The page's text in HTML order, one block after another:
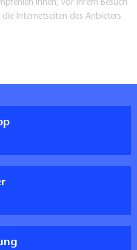
Ihnen, vor Ihrem Besuch
Internetseiten des Anbieters